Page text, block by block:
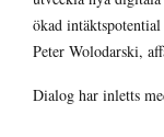
ökad
Peter Wolodarski,
Dialog har inletts